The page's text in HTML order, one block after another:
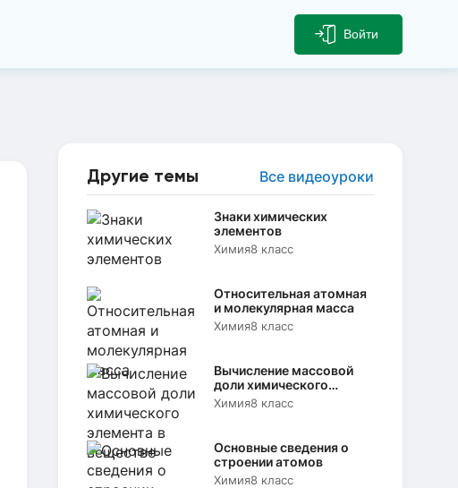
Войти
Другие темы Все видеоуроки
Знаки химических
элементов
Химия8 класс
Относительная атомная
и молекулярная масса
Химия8 класс
Вычисление массовой
доли химического
элемента в веществе
Химия8 класс
Основные сведения о
строении атомов
Химия8 класс